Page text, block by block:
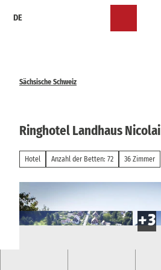
DE
Sächsische Schweiz
Ringhotel Landhaus Nicolai
Hotel Anzahl der Betten: 72 36 Zimmer